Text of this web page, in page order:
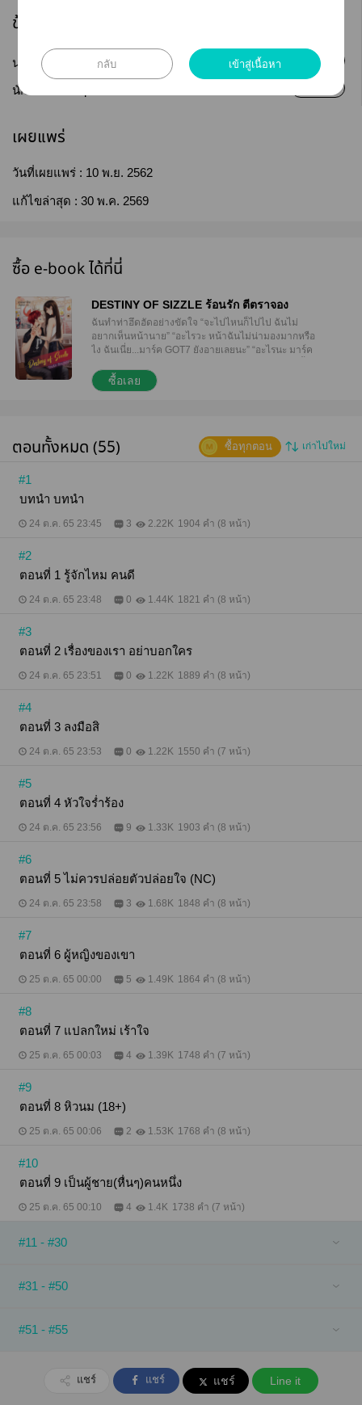
ข้อมูลนักเขียน
นามปากกา : ตัวพิมพ์ ติดตาม
นักเขียน :
เผยแพร่
วันที่เผยแพร่ : 10 พ.ย. 2562
แก้ไขล่าสุด : 30 พ.ค. 2569
ซื้อ e-book ได้ที่นี่
DESTINY OF SIZZLE ร้อนรัก ตีตราจอง
ฉันทำท่าฮึดฮัดอย่างขัดใจ “จะไปไหนก็ไปไป ฉันไม่
อยากเห็นหน้านาย” “อะไรวะ หน้าฉันไม่น่ามองมากหรือ
ไง ฉันเนี่ย...มาร์ค GOT7 ยังอายเลยนะ” “อะไรนะ มาร์ค
ฉันอยากจะถามหมอนี่จริงๆ.ว่าอยากให้พาไปฉีดยาลด
ความหลงตัวเองลงไหม แถมยากันเชื้อหื่นด้วยอ่ะ เผื่อจะ
รู้สึกไม่ปลอดภัยยังไงก็ไม่รู้ “ชักจะน่าสนุกแล้วสิ”
“หมายความว่าไง!” เขาเพียงยิ้มแล้วคว้าแขนฉันก่อนจะ
เล่า! “ฉันไม่ยอม!” เราคงลืมไปแล้วว่ากำลังเถียงกันอยู่ใน
พูดจบก็ขยิบตาให้ก่อนจะยัดฉันใส่รถของตัวเอง “กรี๊ด!
ละเอียดต่างๆ หรือติดตามผลงานของตัวพิมพ์ได้ที่เพจ
ซื้อเลย
ตอนทั้งหมด (55) เก่าไปใหม่
ซื้อทุกตอน
#1
บทนำ บทนำ
24 ต.ค. 65 23:45 3 2.22K 1904 คำ (8 หน้า)
#2
ตอนที่ 1 รู้จักไหม คนดี
24 ต.ค. 65 23:48 0 1.44K 1821 คำ (8 หน้า)
#3
ตอนที่ 2 เรื่องของเรา อย่าบอกใคร
24 ต.ค. 65 23:51 0 1.22K 1889 คำ (8 หน้า)
#4
ตอนที่ 3 ลงมือสิ
24 ต.ค. 65 23:53 0 1.22K 1550 คำ (7 หน้า)
#5
ตอนที่ 4 หัวใจร่ำร้อง
24 ต.ค. 65 23:56 9 1.33K 1903 คำ (8 หน้า)
#6
ตอนที่ 5 ไม่ควรปล่อยตัวปล่อยใจ (NC)
24 ต.ค. 65 23:58 3 1.68K 1848 คำ (8 หน้า)
#7
ตอนที่ 6 ผู้หญิงของเขา
25 ต.ค. 65 00:00 5 1.49K 1864 คำ (8 หน้า)
#8
ตอนที่ 7 แปลกใหม่ เร้าใจ
25 ต.ค. 65 00:03 4 1.39K 1748 คำ (7 หน้า)
#9
ตอนที่ 8 หิวนม (18+)
25 ต.ค. 65 00:06 2 1.53K 1768 คำ (8 หน้า)
#10
ตอนที่ 9 เป็นผู้ชาย(หื่นๆ)คนหนึ่ง
25 ต.ค. 65 00:10 4 1.4K 1738 คำ (7 หน้า)
#11 - #30
#31 - #50
#51 - #55
แชร์ แชร์ แชร์ Line it
กลับ เข้าสู่เนื้อหา